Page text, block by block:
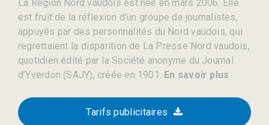
La Région Nord vaudois est née en mars 2006. Elle
est fruit de la réflexion d’un groupe de journalistes,
appuyés par des personnalités du Nord vaudois, qui
regrettaient la disparition de La Presse Nord vaudois,
quotidien édité par la Société anonyme du Journal
d’Yverdon (SAJY), créée en 1901. En savoir plus
Tarifs publicitaires